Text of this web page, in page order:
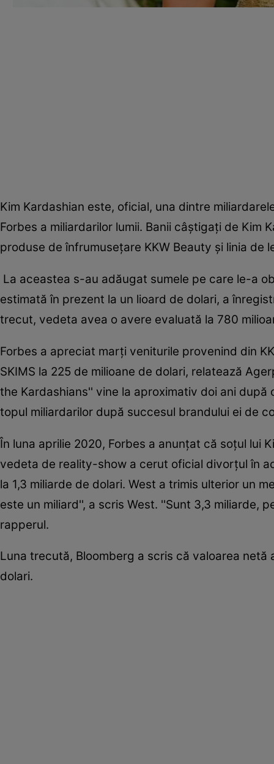
Kim Kardashian este, oficial, una dintre
Forbes a miliardarilor lumii. Banii câştigaţi de Kim
produse de înfrumuseţare KKW Beauty şi linia de
La aceastea s-au adăugat sumele pe care le-a
estimată în prezent la un lioard de dolari, a
trecut, vedeta avea o avere evaluată la 780
Forbes a apreciat marţi veniturile provenind din
SKIMS la 225 de milioane de dolari, relatează
the Kardashians'' vine la aproximativ doi ani
topul miliardarilor după succesul brandului ei de
În luna aprilie 2020, Forbes a anunţat că soţul lui
vedeta de reality-show a cerut oficial divorţul în
la 1,3 miliarde de dolari. West a trimis ulterior un
este un miliard'', a scris West. ''Sunt 3,3 miliarde,
rapperul.
Luna trecută, Bloomberg a scris că valoarea
dolari.